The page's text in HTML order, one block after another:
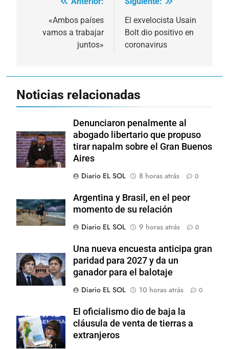
Navegación
«Ambos países
vamos a trabajar
juntos»
El exvelocista Usain
Bolt dio positivo en
coronavirus
Noticias relacionadas
Denunciaron penalmente al
abogado libertario que propuso
tirar napalm sobre el Gran Buenos
Aires
Diario EL SOL
8 horas atrás 0
Argentina y Brasil, en el peor
momento de su relación
Diario EL SOL
9 horas atrás 0
Una nueva encuesta anticipa gran
paridad para 2027 y da un
ganador para el balotaje
Diario EL SOL
10 horas atrás 0
El oficialismo dio de baja la
cláusula de venta de tierras a
extranjeros